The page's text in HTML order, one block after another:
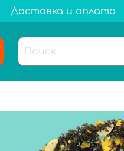
Доставка и оплата